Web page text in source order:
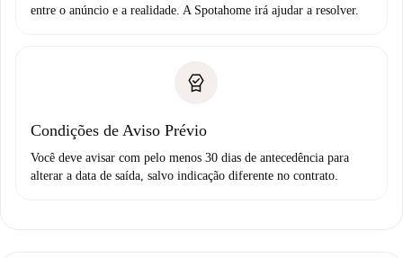
entre o anúncio e a realidade. A Spotahome irá ajudar a resolver.
Condições de Aviso Prévio
Você deve avisar com pelo menos 30 dias de antecedência para
alterar a data de saída, salvo indicação diferente no contrato.